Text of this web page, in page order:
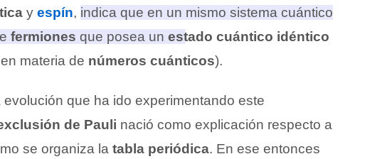
y espín, indica que en un mismo sistema cuántico
fermiones que posea un estado cuántico idéntico
materia de números cuánticos).
que ha ido experimentando este
de Pauli nació como explicación respecto a
se organiza la tabla periódica. En ese entonces